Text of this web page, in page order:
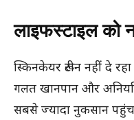
लाइफस्टाइल को
स्किनकेयर रूटीन नहीं दे
गलत खानपान और
सबसे ज्यादा नुकसान